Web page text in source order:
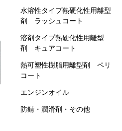
水溶性タイプ熱硬化性用離型
剤 ラッシュコート
溶剤タイプ熱硬化性用離型
剤 キュアコート
熱可塑性樹脂用離型剤 ペリ
コート
エンジンオイル
防錆・潤滑剤・その他